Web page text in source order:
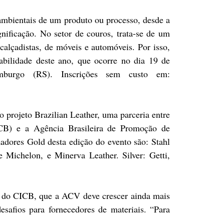
de um produto ou processo, desde a
No setor de couros, trata-se de um
de móveis e automóveis. Por isso,
deste ano, que ocorre no dia 19 de
projeto Brazilian Leather, uma parceria entre
e a Agência Brasileira de Promoção de
Gold desta edição do evento são: Stahl
e Minerva Leather. Silver: Getti,
CICB, que a ACV deve crescer ainda mais
para fornecedores de materiais. “Para